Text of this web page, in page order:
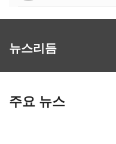
뉴스리듬
주요 뉴스